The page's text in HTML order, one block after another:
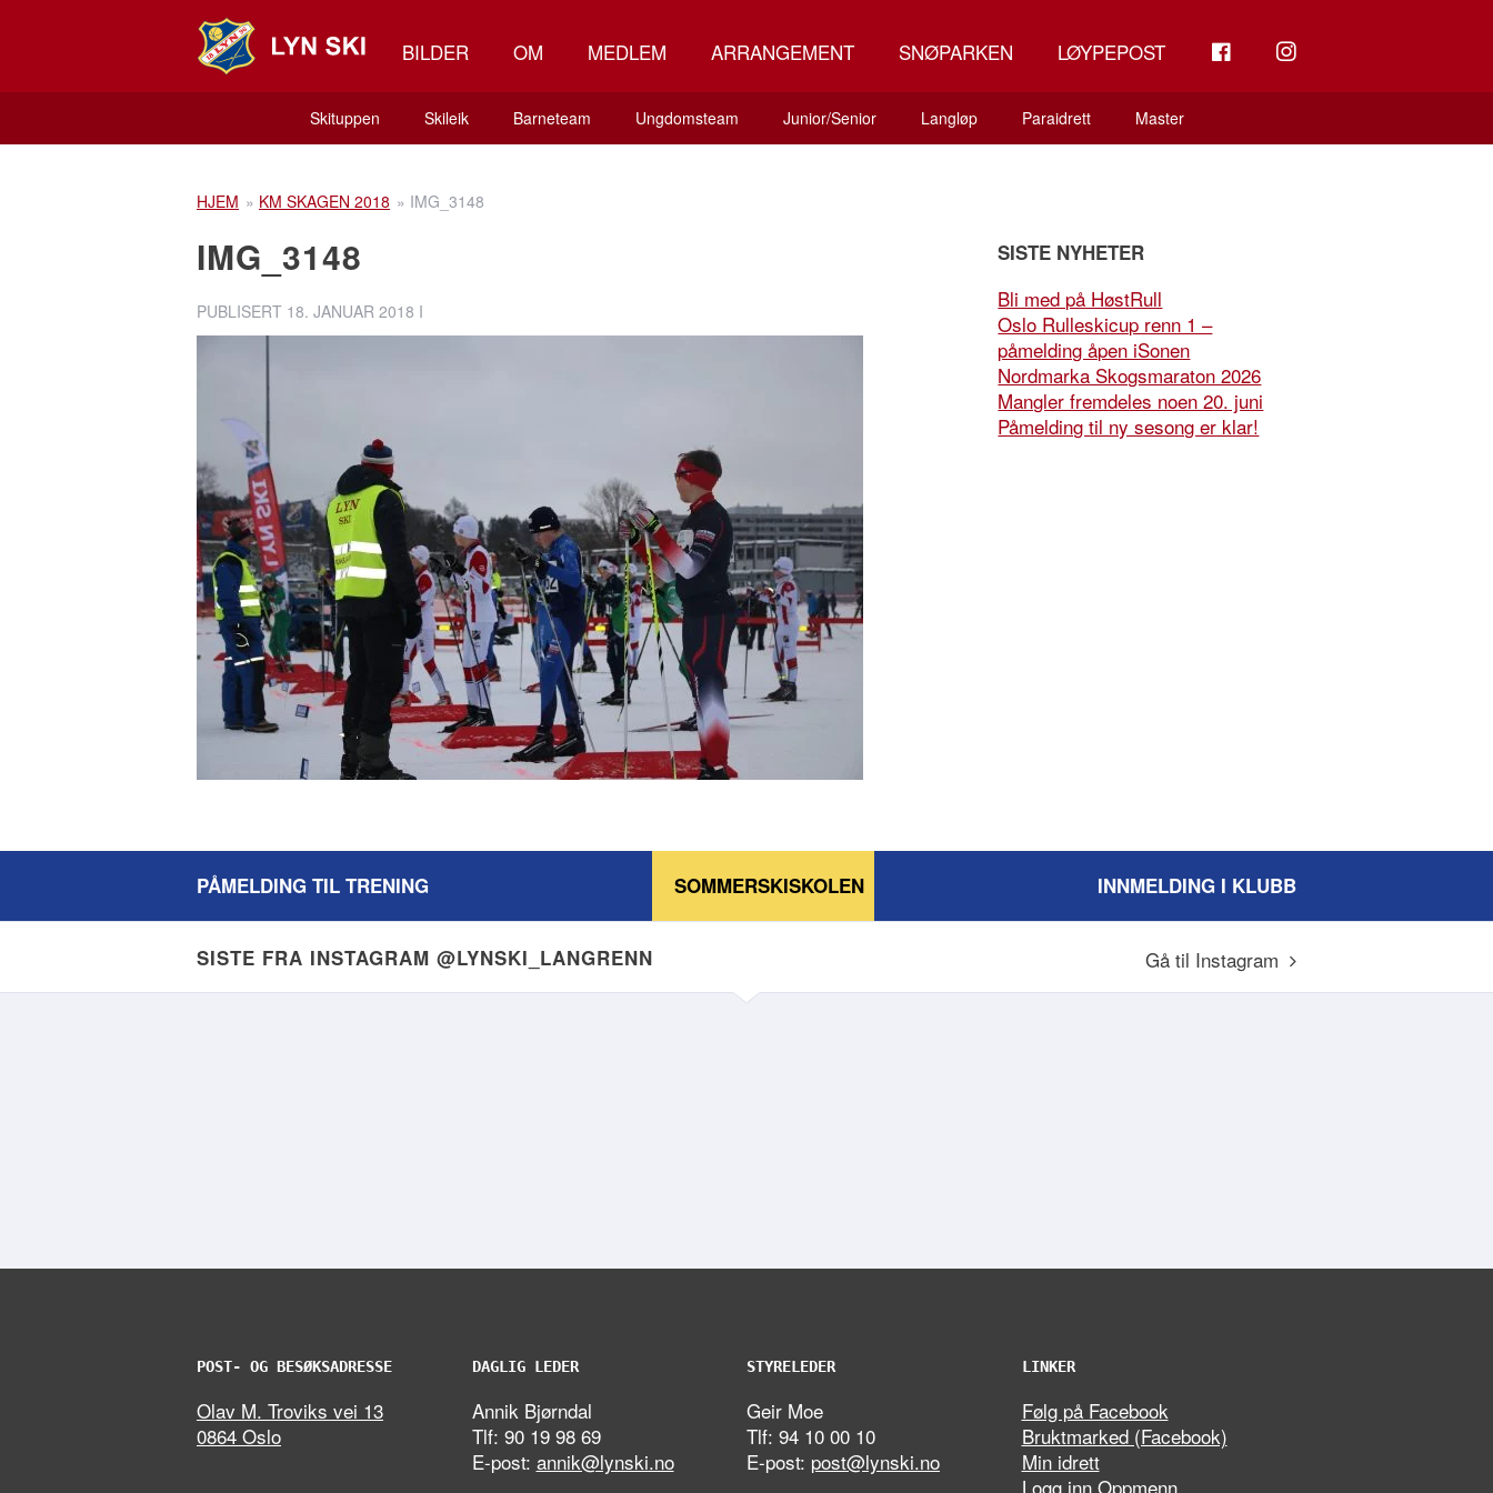
BILDER OM MEDLEM ARRANGEMENT SNØPARKEN LØYPEPOST INSTAGRAM
Skituppen Skileik Barneteam Ungdomsteam Junior/Senior Langløp Paraidrett Master
HJEM » KM SKAGEN 2018 » IMG_3148
IMG_3148
PUBLISERT 18. JANUAR 2018 I
SISTE NYHETER
Bli med på HøstRull
Oslo Rulleskicup renn 1 –
påmelding åpen iSonen
Nordmarka Skogsmaraton 2026
Mangler fremdeles noen 20. juni
Påmelding til ny sesong er klar!
PÅMELDING TIL TRENING INNMELDING I KLUBB
SOMMERSKISKOLEN
SISTE FRA INSTAGRAM @LYNSKI_LANGRENN Gå til Instagram
POST- OG BESØKSADRESSE
Olav M. Troviks vei 13
0864 Oslo
DAGLIG LEDER
Annik Bjørndal
Tlf: 90 19 98 69
E-post: annik@lynski.no
STYRELEDER
Geir Moe
Tlf: 94 10 00 10
E-post: post@lynski.no
LINKER
Følg på Facebook
Bruktmarked (Facebook)
Min idrett
Logg inn Oppmenn